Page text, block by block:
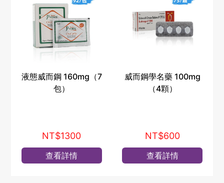
液態威而鋼 160mg（7
包）
NT$1300
查看詳情
威而鋼學名藥 100mg
（4顆）
NT$600
查看詳情